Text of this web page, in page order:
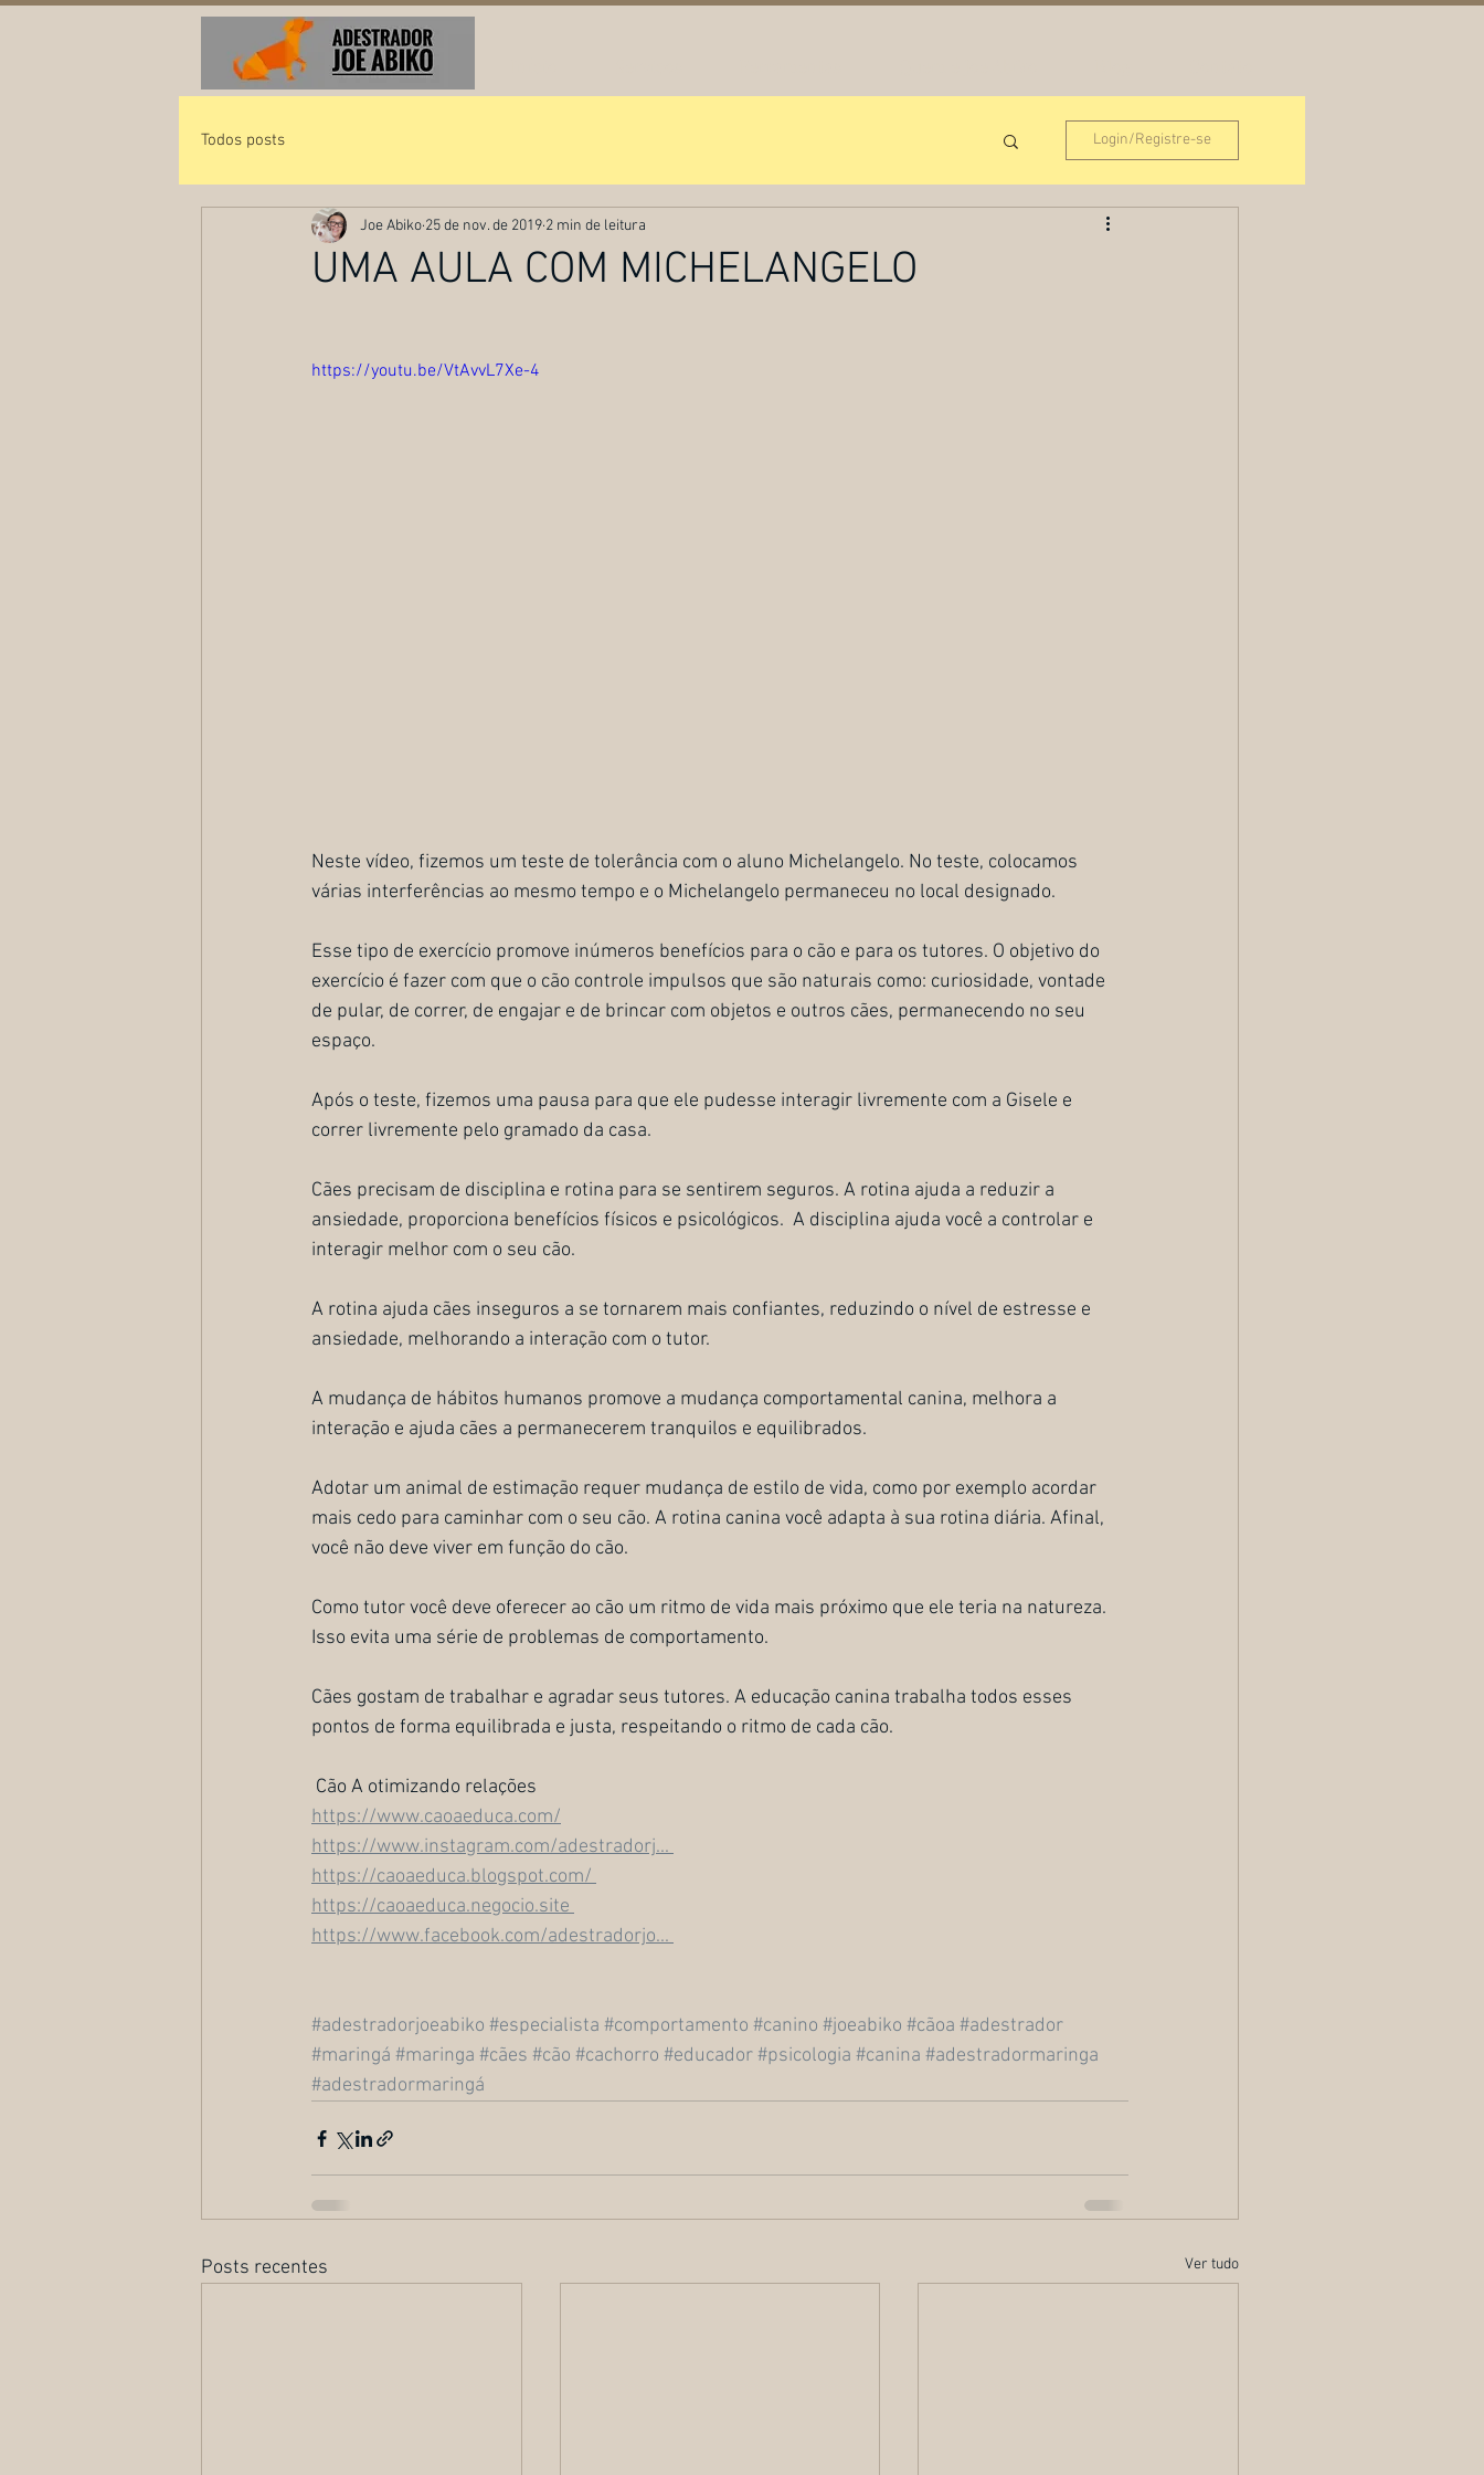
Todos posts Login/Registre-se
UMA AULA COM MICHELANGELO
Joe Abiko 25 de nov. de 2019 2 min de leitura
https://youtu.be/VtAvvL7Xe-4
Neste vídeo, fizemos um teste de tolerância com o aluno Michelangelo. No teste, colocamos
várias interferências ao mesmo tempo e o Michelangelo permaneceu no local designado.
Esse tipo de exercício promove inúmeros benefícios para o cão e para os tutores. O objetivo do
exercício é fazer com que o cão controle impulsos que são naturais como: curiosidade, vontade
de pular, de correr, de engajar e de brincar com objetos e outros cães, permanecendo no seu
espaço.
Após o teste, fizemos uma pausa para que ele pudesse interagir livremente com a Gisele e
correr livremente pelo gramado da casa.
Cães precisam de disciplina e rotina para se sentirem seguros. A rotina ajuda a reduzir a
ansiedade, proporciona benefícios físicos e psicológicos.  A disciplina ajuda você a controlar e
interagir melhor com o seu cão.
A rotina ajuda cães inseguros a se tornarem mais confiantes, reduzindo o nível de estresse e
ansiedade, melhorando a interação com o tutor.
A mudança de hábitos humanos promove a mudança comportamental canina, melhora a
interação e ajuda cães a permanecerem tranquilos e equilibrados.
Adotar um animal de estimação requer mudança de estilo de vida, como por exemplo acordar
mais cedo para caminhar com o seu cão. A rotina canina você adapta à sua rotina diária. Afinal,
você não deve viver em função do cão.
Como tutor você deve oferecer ao cão um ritmo de vida mais próximo que ele teria na natureza.
Isso evita uma série de problemas de comportamento.
Cães gostam de trabalhar e agradar seus tutores. A educação canina trabalha todos esses
pontos de forma equilibrada e justa, respeitando o ritmo de cada cão.
Cão A otimizando relações
https://www.caoaeduca.com/
https://www.instagram.com/adestradorj...
https://caoaeduca.blogspot.com/
https://caoaeduca.negocio.site
https://www.facebook.com/adestradorjo...
#adestradorjoeabiko #especialista #comportamento #canino #joeabiko #cãoa #adestrador
#maringá #maringa #cães #cão #cachorro #educador#psicologia #canina #adestradormaringa
#adestradormaringá
Posts recentes Ver tudo